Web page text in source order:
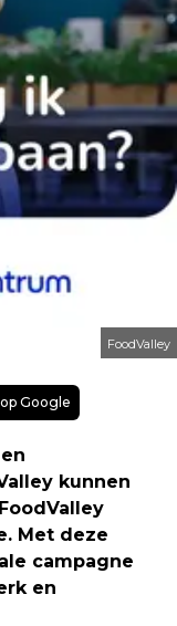
FoodValley
Google
kunnen
Met deze
campagne
en